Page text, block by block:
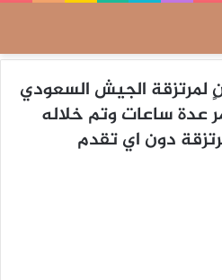
لمرتزقة الجيش السعودي
عدة ساعات وتم خلاله
دون اي تقدم